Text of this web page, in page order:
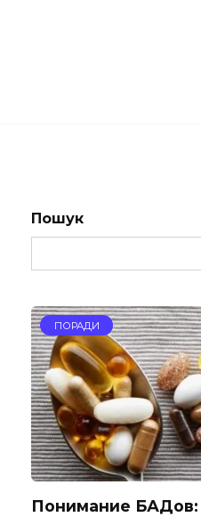
Пошук
ПОРАДИ
Понимание БАДов: